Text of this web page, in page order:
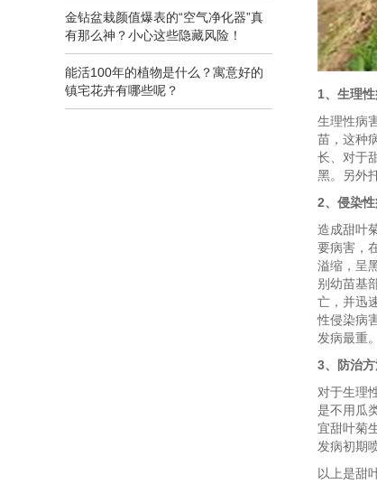
金钻盆栽颜值爆表的“空气净化器”真
有那么神？小心这些隐藏风险！
能活100年的植物是什么？寓意好的
镇宅花卉有哪些呢？
1、生理
生理性病
苗，这种
长、对于
黑。另外
2、侵染
造成甜叶
要病害，
溢缩，呈
别幼苗基
亡，并迅
性侵染病
发病最重。
3、防治
对于生理
是不用瓜
宜甜叶菊
发病初期
以上是甜